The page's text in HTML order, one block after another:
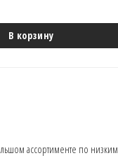
В корзину
ассортименте по